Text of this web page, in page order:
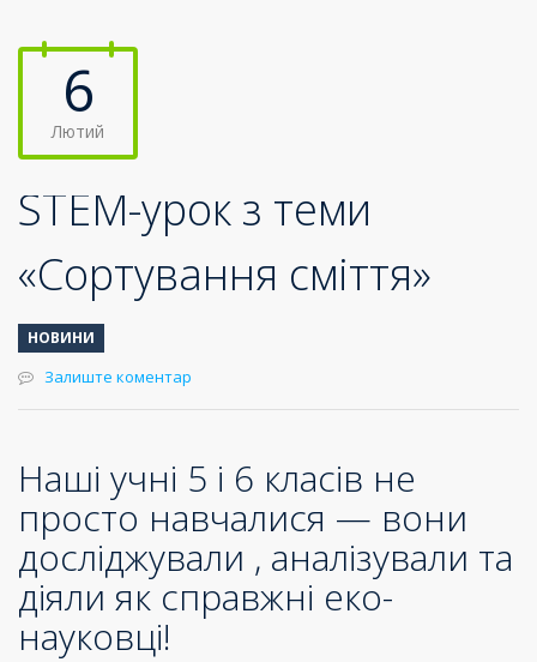
6
Лютий
STEM-урок з теми
«Сортування сміття»
НОВИНИ
Залиште коментар
Наші учні 5 і 6 класів не
просто навчалися — вони
досліджували , аналізували та
діяли як справжні еко-
науковці!